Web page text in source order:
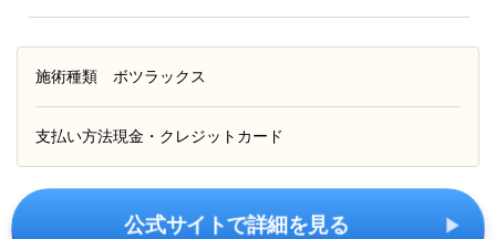
施術種類 ボツラックス
支払い方法現金・クレジットカード
公式サイトで詳細を見る